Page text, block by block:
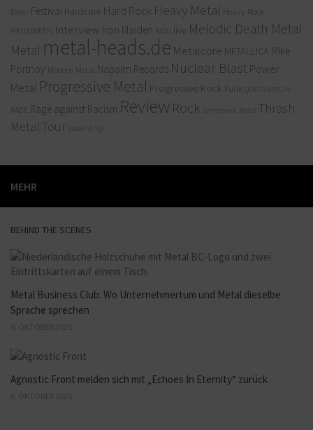
Essen Festival Hardcore Hard Rock Heavy Metal Heavy Rock
HELLOWEEN Interview Iron Maiden Köln live Melodic Death Metal
Metal metal-heads.de Metalcore METALLICA MIke
Portnoy Modern Metal Napalm Records Nuclear Blast Power
Metal Progressive Metal Progressive Rock Punk QUEENSRYCHE
RAGE Rage against Racism Review Rock Symphonic Metal
Thrash
Metal Tour Video Vinyl
MEHR
BEHIND THE SCENES
Metal Business Club: Wo Unternehmertum und Metal dieselbe
Sprache sprechen
Agnostic Front melden sich mit „Echoes In Eternity“ zurück